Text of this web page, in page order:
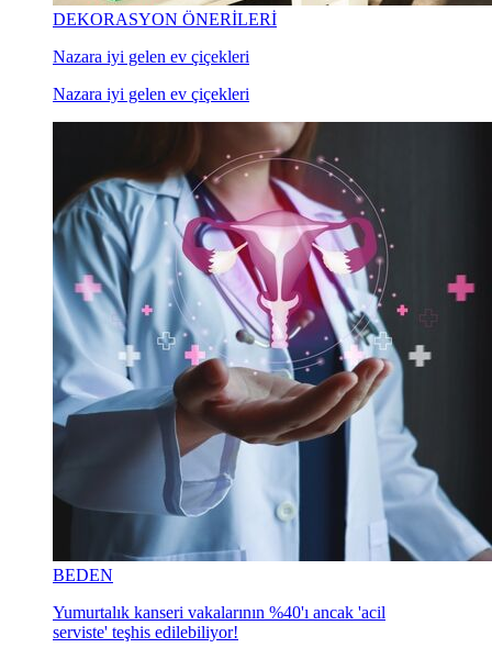
DEKORASYON ÖNERİLERİ
Nazara iyi gelen ev çiçekleri
Nazara iyi gelen ev çiçekleri
BEDEN
Yumurtalık kanseri vakalarının %40'ı ancak 'acil
serviste' teşhis edilebiliyor!